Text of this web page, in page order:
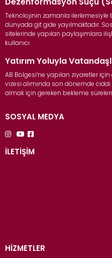
Teknolojinin zamanla ilerlemesiyle
dünyada git gide yayılmaktadır.
sitelerinde yapılan paylaşımlara
kullanıcı
Yatırım Yoluyla
AB Bölgesi’ne yapılan ziyaretler
vizesi alımında son dönemde
almak için gereken bekleme süreleri
SOSYAL MEDYA
İLETİŞİM
HİZMETLER